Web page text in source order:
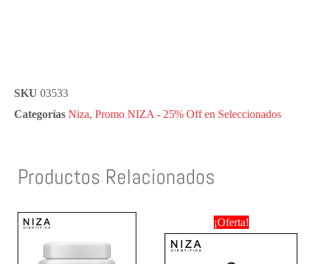
SKU 03533
Categorías Niza, Promo NIZA - 25% Off en Seleccionados
Productos Relacionados
¡Oferta!